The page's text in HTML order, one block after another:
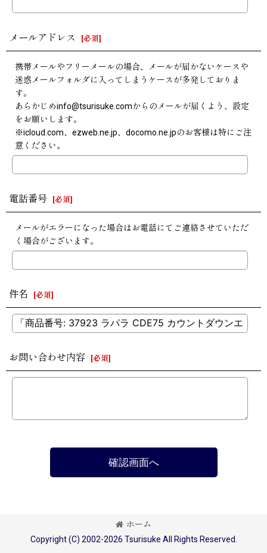
メールアドレス [必須]
携帯メールやフリーメールの場合、メールが届かないケースや
迷惑メールフォルダに入ってしまうケースが多発しておりま
す。
あらかじめinfo@tsurisuke.comからのメールが届くよう、設定
をお願いします。
※icloud.com、ezweb.ne.jp、docomo.ne.jpのお客様は特にご注
意ください。
電話番号 [必須]
メールがエラーになった場合はお電話にてご連絡させていただ
く場合がございます。
件名 [必須]
お問い合わせ内容 [必須]
確認画面へ
ホーム
Copyright (C) 2002-2026 Tsurisuke All Rights Reserved.